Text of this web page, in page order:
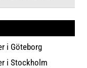
i Göteborg
i Stockholm